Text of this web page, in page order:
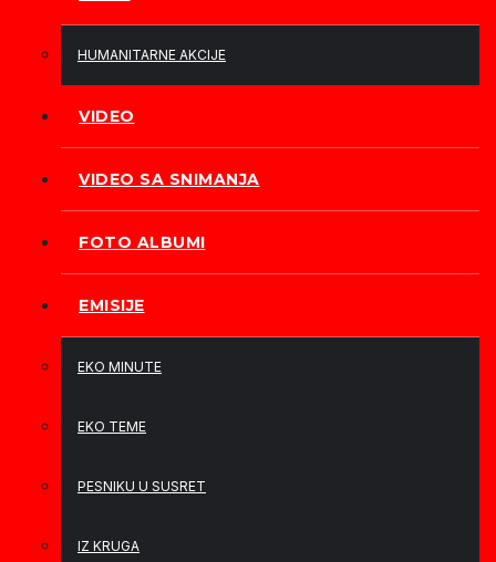
HUMANITARNE AKCIJE
VIDEO
VIDEO SA SNIMANJA
FOTO ALBUMI
EMISIJE
EKO MINUTE
EKO TEME
PESNIKU U SUSRET
IZ KRUGA